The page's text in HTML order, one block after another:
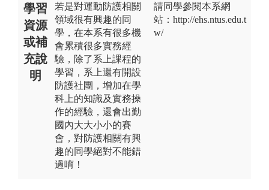
學習
資源
或補
充說
明
若是對運動防護相關
領域很有興趣的同
學，在本系有很多機
會累積很多實務經
驗，除了系上課程的
學習，系上還有開設
防護社團，增加在學
科上的知識及實務操
作的經驗，還會出勤
國內大大小小的賽
會，對防護相關有興
趣的同學絕對不能錯
過唷！
請同學參閱本系網
站：http://ehs.ntus.edu.t
w/